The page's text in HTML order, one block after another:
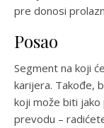
pre donosi
Posao
Segment na koji
karijera. Takođe,
koji može biti
prevodu –